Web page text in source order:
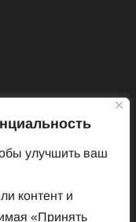
улучшить ваш
контент и
«Принять